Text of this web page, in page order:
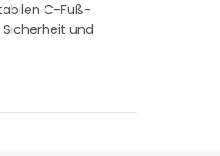
C-Fuß-
und